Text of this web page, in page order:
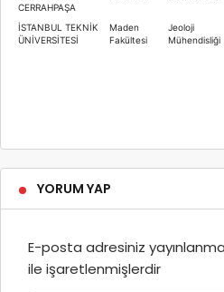
CERRAHPAŞA
İSTANBUL TEKNİK
ÜNİVERSİTESİ
Maden
Fakültesi
Jeoloji
Mühendisliği
YORUM YAP
E-posta adresiniz
ile işaretlenmişlerdir